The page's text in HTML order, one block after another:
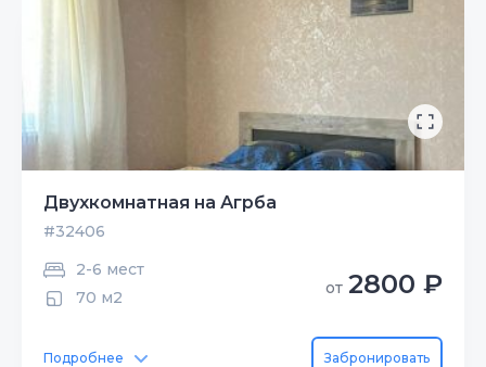
Двухкомнатная на Агрба
#32406
2-6 мест
70 м2
от 2800 ₽
Подробнее Забронировать